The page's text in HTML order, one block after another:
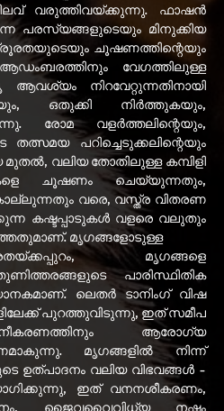
വരുത്തിവയ്ക്കുന്നു. ഫാഷൻ
പരസ്യങ്ങളുടെയും മിനുക്കിയ
ക്രൂരതയുടെയും ചൂഷണത്തിന്റെയും
വേഗത്തിലുള്ള
നിറവേറ്റുന്നതിനായി
ഒതുക്കി നിർത്തുകയും,
രോമ വളർത്തലിന്റെയും,
തത്സമയ പറിച്ചെടുക്കലിന്റെയും
വലിയ തോതിലുള്ള കമ്പിളി
ചൂഷണം ചെയ്യുന്നതും,
വരെ, വസ്ത്ര വിതരണ
കഷ്ടപ്പാടുകൾ വളരെ വലുതും
മൃഗങ്ങളോടുള്ള
മൃഗങ്ങളെ
പാരിസ്ഥിതിക
ലെതർ ടാനിംഗ് വിഷ
പുറത്തുവിടുന്നു, ഇത് സമീപ
ആരോഗ്യ
മൃഗങ്ങളിൽ നിന്ന്
ഉത്പാദനം വലിയ വിഭവങ്ങൾ -
ഇത് വനനശീകരണം,
ജൈവവൈവിധ്യ നഷ്ടം